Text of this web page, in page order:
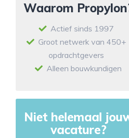
Waarom
Actief sinds 1997
Groot netwerk van 450+
opdrachtgevers
Alleen bouwkundigen
Niet helemaal
vacature?